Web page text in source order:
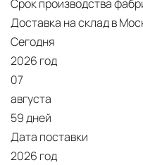
Другие страны
сеть партнёрских
Условия доставки
области
Для клиентов
следующие услуги:
Срок производства
Доставка на склад в
Сегодня
2026 год
07
августа
59 дней
Дата поставки
2026 год